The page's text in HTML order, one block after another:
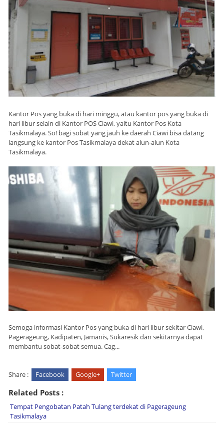
Kantor Pos yang buka di hari minggu, atau kantor pos yang buka di
hari libur selain di Kantor POS Ciawi, yaitu Kantor Pos Kota
Tasikmalaya. So! bagi sobat yang jauh ke daerah Ciawi bisa datang
langsung ke kantor Pos Tasikmalaya dekat alun-alun Kota
Tasikmalaya.
Semoga informasi Kantor Pos yang buka di hari libur sekitar Ciawi,
Pagerageung, Kadipaten, Jamanis, Sukaresik dan sekitarnya dapat
membantu sobat-sobat semua. Cag...
Share : Facebook Google+ Twitter
Related Posts :
Tempat Pengobatan Patah Tulang terdekat di Pagerageung
Tasikmalaya